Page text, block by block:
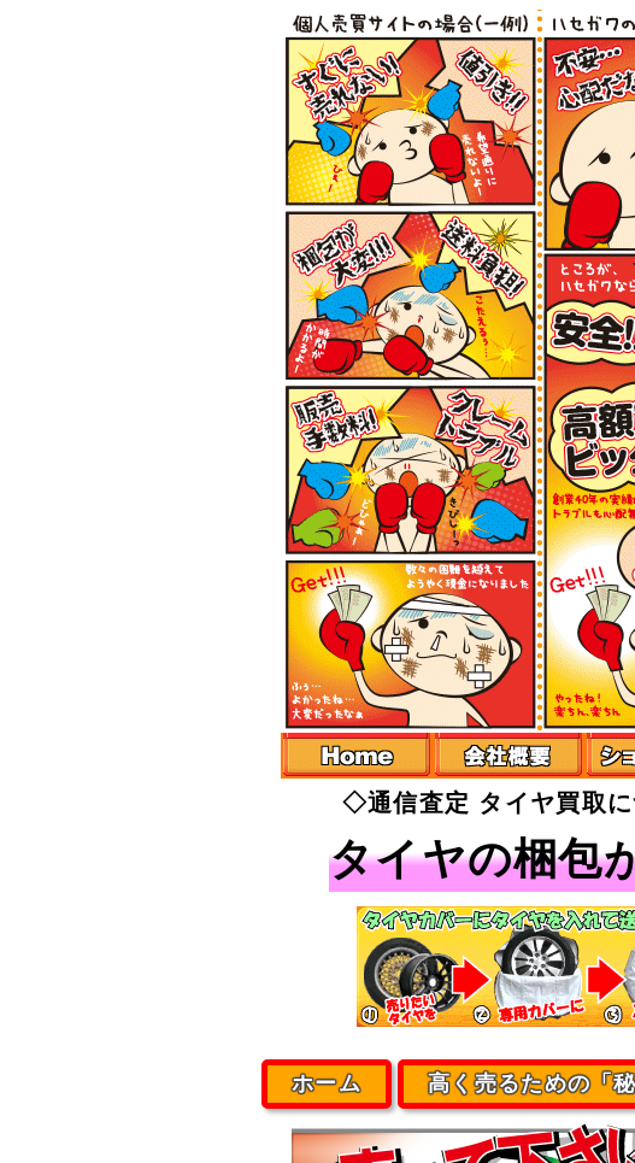
◇通信査定 タイヤ買取
タイヤの梱包
ホーム 高く売るための「秘